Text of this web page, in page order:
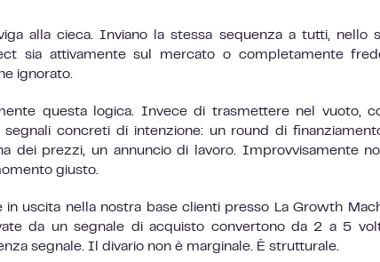
alla cieca. Inviano la stessa sequenza a tutti, nello
sia attivamente sul mercato o completamente
ignorato.
questa logica. Invece di trasmettere nel vuoto,
concreti di intenzione: un round di
dei prezzi, un annuncio di lavoro. Improvvisamente
giusto.
uscita nella nostra base clienti presso La Growth
da un segnale di acquisto convertono da 2 a 5
segnale. Il divario non è marginale. È strutturale.